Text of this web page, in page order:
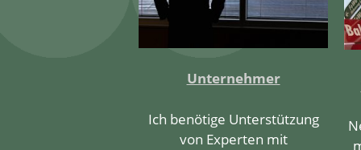
Unternehmer
Ich benötige Unterstützung
von Experten mit